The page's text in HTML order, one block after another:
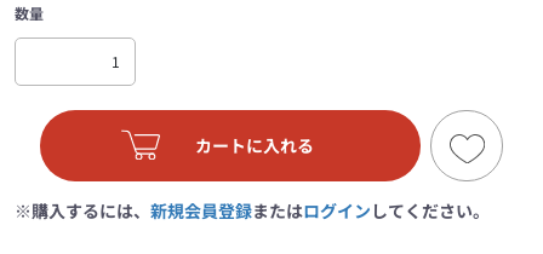
数量
カートに入れる
※購入するには、 新規会員登録またはログイン してください。